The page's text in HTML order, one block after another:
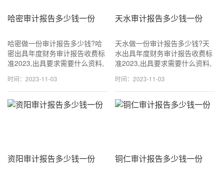
哈密审计报告多少钱一份
哈密做一份审计报告多少钱?哈
密出具年度财务审计报告收费标
准2023,出具要求需要什么资料,
18611114677 (同v信) 一般
1500~3500元一份,专业出具审
计报告.
时间：2023-11-03
天水审计报告多少钱一份
天水做一份审计报告多少钱?天
水出具年度财务审计报告收费标
准2023,出具要求需要什么资料,
18611114677 (同v信) 一般
1500~3500元一份,专业出具审
计报告.
时间：2023-11-03
资阳审计报告多少钱一份 铜仁审计报告多少钱一份